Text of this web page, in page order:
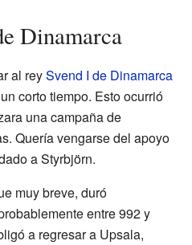
Dinamarca
al reySvend I de Dinamarca
corto tiempo. Esto ocurrió
una campaña de
Quería vengarse del apoyo
a Styrbjörn.
muy breve, duró
entre 992 y
a regresar a Upsala,